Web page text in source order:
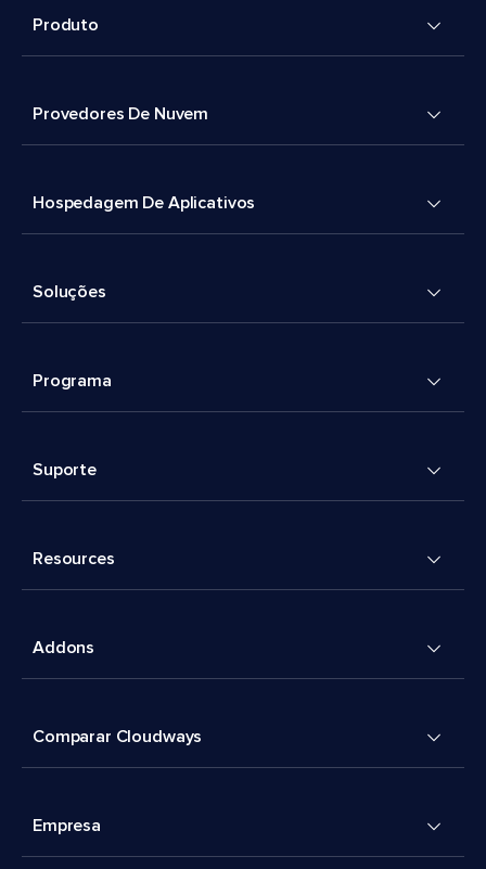
Produto
Provedores De Nuvem
Hospedagem De Aplicativos
Soluções
Programa
Suporte
Resources
Addons
Comparar Cloudways
Empresa